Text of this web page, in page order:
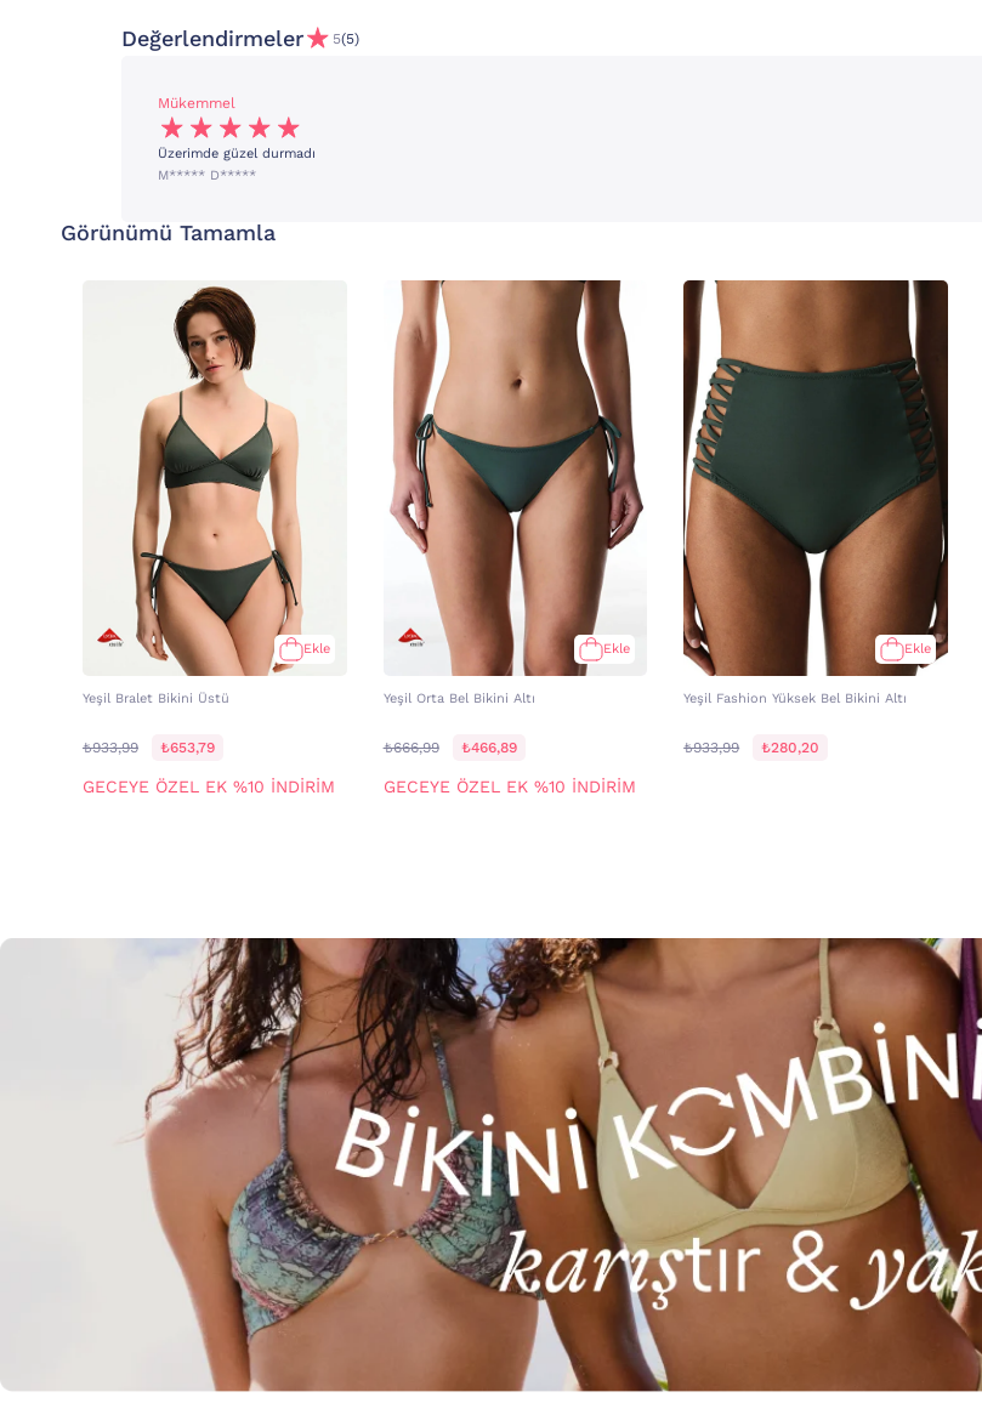
Değerlendirmeler 5(5)
Mükemmel
Üzerimde güzel durmadı
M***** D*****
Görünümü Tamamla
Ekle
Yeşil Bralet Bikini Üstü
₺933,99 ₺653,79
GECEYE ÖZEL EK %10 İNDİRİM
Ekle
Yeşil Orta Bel Bikini Altı
₺666,99 ₺466,89
GECEYE ÖZEL EK %10 İNDİRİM
Ekle
Yeşil Fashion Yüksek Bel Bikini Altı
₺933,99 ₺280,20